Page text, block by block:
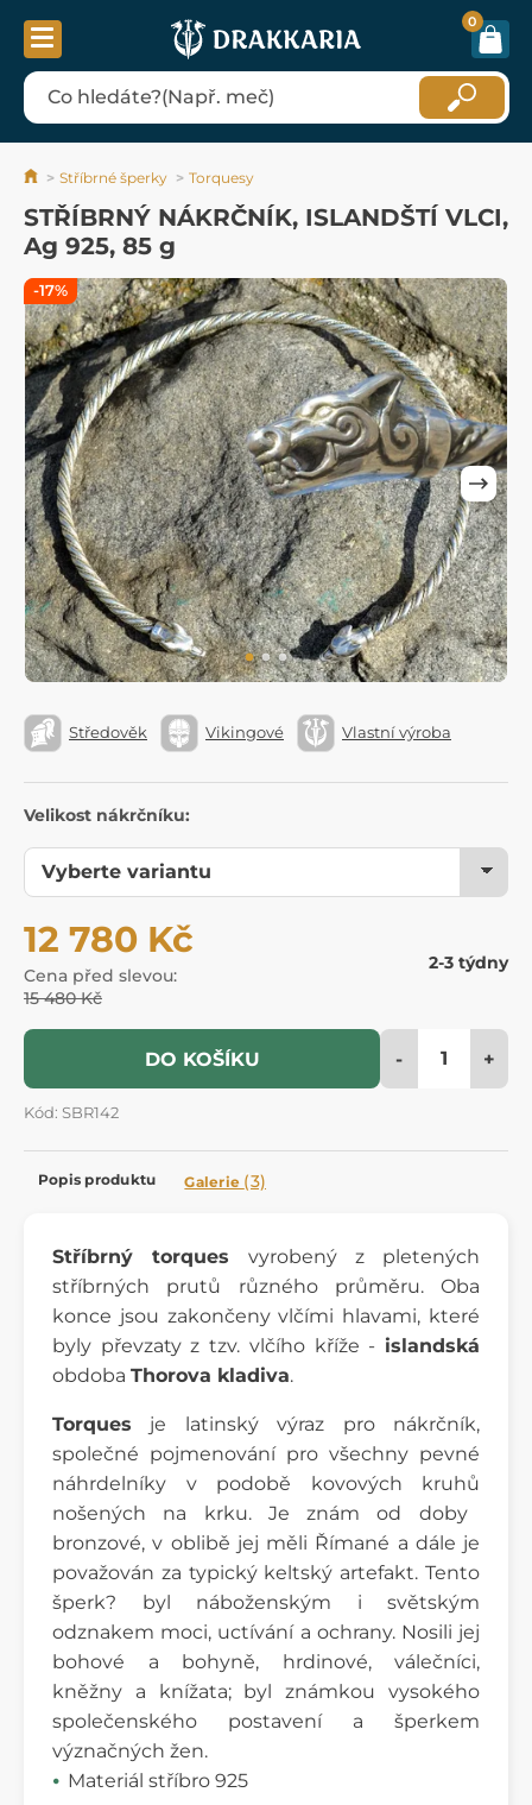
0
Stříbrné šperky Torquesy
STŘÍBRNÝ NÁKRČNÍK, ISLANDŠTÍ VLCI,
Ag 925, 85 g
Středověk Vikingové Vlastní výroba
Velikost nákrčníku:
12 780 Kč
Cena před slevou:
15 480 Kč
2-3 týdny
DO KOŠÍKU - +
Kód: SBR142
-17%
Popis produktu Galerie (3)
Stříbrný torques vyrobený z pletených
stříbrných prutů různého průměru. Oba
konce jsou zakončeny vlčími hlavami, které
byly převzaty z tzv. vlčího kříže - islandská
obdoba Thorova kladiva.
Torques je latinský výraz pro nákrčník,
společné pojmenování pro všechny pevné
náhrdelníky v podobě kovových kruhů
nošených na krku. Je znám od doby
bronzové, v oblibě jej měli Římané a dále je
považován za typický keltský artefakt. Tento
šperk? byl náboženským i světským
odznakem moci, uctívání a ochrany. Nosili jej
bohové a bohyně, hrdinové, válečníci,
kněžny a knížata; byl známkou vysokého
společenského postavení a šperkem
význačných žen.
Materiál stříbro 925